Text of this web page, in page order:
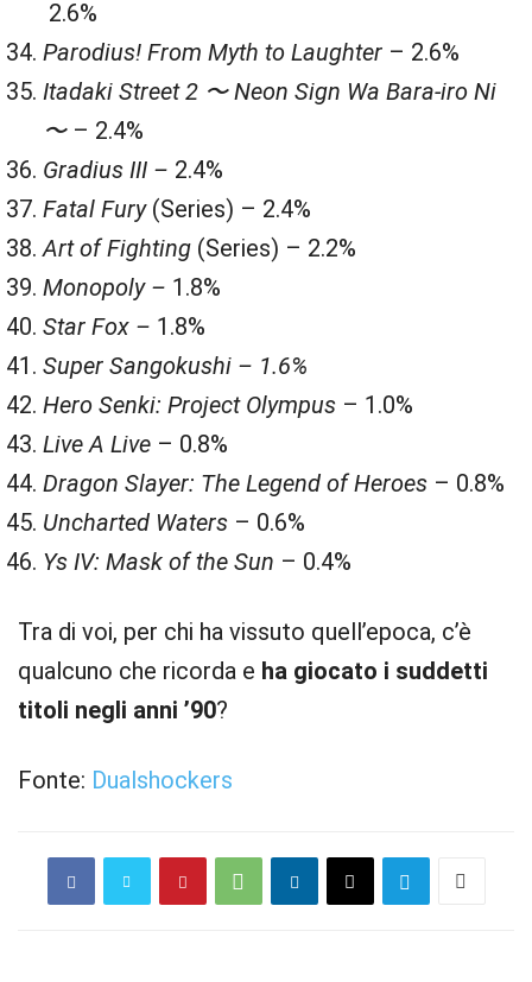
2.6%
Parodius! From Myth to Laughter – 2.6%
Itadaki Street 2 〜 Neon Sign Wa Bara-iro Ni
〜– 2.4%
Gradius III – 2.4%
Fatal Fury (Series) – 2.4%
Art of Fighting (Series) – 2.2%
Monopoly – 1.8%
Star Fox – 1.8%
Super Sangokushi – 1.6%
Hero Senki: Project Olympus – 1.0%
Live A Live – 0.8%
Dragon Slayer: The Legend of Heroes – 0.8%
Uncharted Waters – 0.6%
Ys IV: Mask of the Sun – 0.4%
Tra di voi, per chi ha vissuto quell’epoca, c’è
qualcuno che ricorda e ha giocato i suddetti
titoli negli anni ’90?
Fonte: Dualshockers